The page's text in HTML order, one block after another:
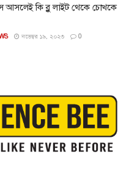
আসলেই কি ব্লু লাইট থেকে চোখকে
নভেম্বর ১৯, ২০২৩ 0